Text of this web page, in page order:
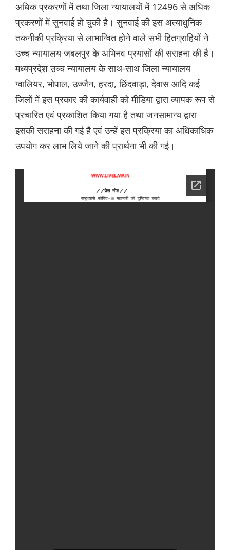
अधिक प्रकरणों में तथा जिला न्यायालयों में 12496 से अधिक
प्रकरणों में सुनवाई हो चुकी है। सुनवाई की इस अत्याधुनिक
तकनीकी प्रक्रिया से लाभान्वित होने वाले सभी हितग्राहियों ने
उच्च न्यायालय जबलपुर के अभिनव प्रयासों की सराहना की है।
मध्यप्रदेश उच्च न्यायालय के साथ-साथ जिला न्यायालय
ग्वालियर, भोपाल, उज्जैन, हरदा, छिंदवाड़ा, देवास आदि कई
जिलों में इस प्रकार की कार्यवाही को मीडिया द्वारा व्यापक रूप से
प्रचारित एवं प्रकाशित किया गया है तथा जनसामान्य द्वारा
इसकी सराहना की गई है एवं उन्हें इस प्रक्रिया का अधिकाधिक
उपयोग कर लाभ लिये जाने की प्रार्थना भी की गई।